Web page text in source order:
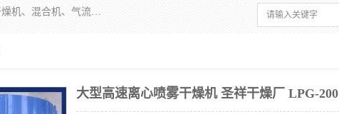
常州市圣祥干燥设备有限公司以生产干燥设备为主导产品，提供：干燥设备、干燥机、混合机、气流干燥机、烘箱、热风循环烘箱、沸腾干燥机、烘干机、喷雾干燥机等产品的生产、制造与销售服务。
大型高速离心喷雾干燥机 圣祥干燥厂 LPG-200